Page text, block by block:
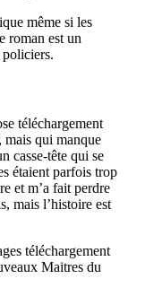
même si les
roman est un
téléchargement
mais qui manque
casse-tête qui se
étaient parfois trop
et m’a fait perdre
mais l’histoire est
téléchargement
Maitres du